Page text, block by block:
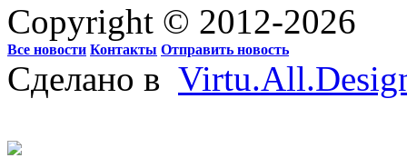
Copyright © 2012-2026
Все новости Контакты Отправить новость
Сделано в